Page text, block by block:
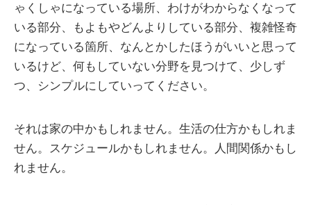
ゃくしゃになっている場所、わけがわからなくなって
いる部分、もよもやどんよりしている部分、複雑怪奇
になっている箇所、なんとかしたほうがいいと思って
いるけど、何もしていない分野を見つけて、少しず
つ、シンプルにしていってください。
それは家の中かもしれません。生活の仕方かもしれま
せん。スケジュールかもしれません。人間関係かもし
れません。